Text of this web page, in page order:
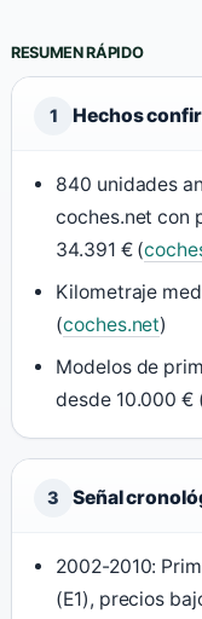
RESUMEN RÁPIDO
1 Hechos
840 unidades
coches.net con
34.391 € (
Kilometraje
(coches.net)
Modelos de
desde 10.000 €
3 Señal
2002-2010:
(E1), precios